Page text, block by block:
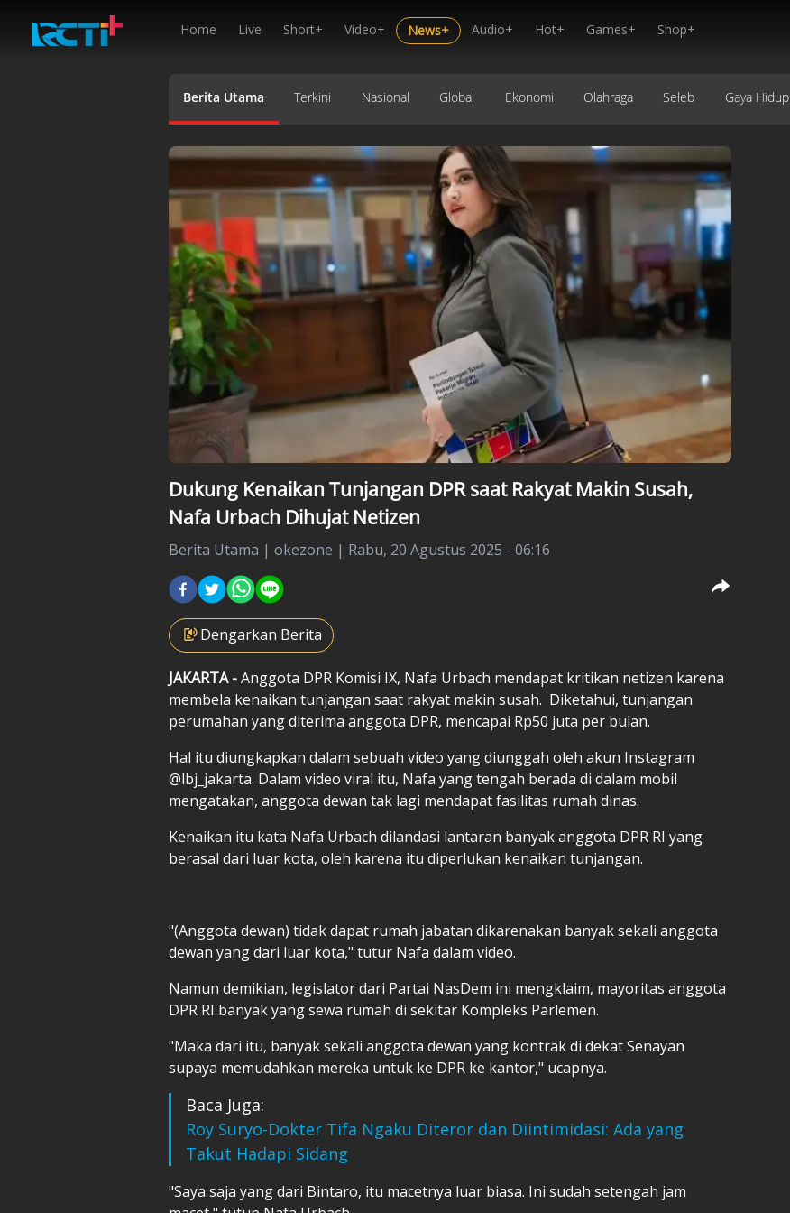
Home Live Short+ Video+ News+ Audio+ Hot+ Games+ Shop+
Berita Utama Terkini Nasional Global Ekonomi Olahraga Seleb Gaya Hidup
Dukung Kenaikan Tunjangan DPR saat Rakyat Makin Susah,
Nafa Urbach Dihujat Netizen
Berita Utama | okezone | Rabu, 20 Agustus 2025 - 06:16
Dengarkan Berita
JAKARTA -Anggota DPR Komisi IX, Nafa Urbach mendapat kritikan netizen karena
membela kenaikan tunjangan saat rakyat makin susah. Diketahui, tunjangan
perumahan yang diterima anggota DPR, mencapai Rp50 juta per bulan.
Hal itu diungkapkan dalam sebuah video yang diunggah oleh akun Instagram
@lbj_jakarta. Dalam video viral itu, Nafa yang tengah berada di dalam mobil
mengatakan, anggota dewan tak lagi mendapat fasilitas rumah dinas.
Kenaikan itu kata Nafa Urbach dilandasi lantaran banyakanggota DPR RI yang
berasal dari luar kota, oleh karena itu diperlukan kenaikan tunjangan.
"(Anggota dewan) tidak dapat rumah jabatan dikarenakan banyak sekali anggota
dewan yang dari luar kota," tutur Nafa dalam video.
Namun demikian, legislator dari Partai NasDem ini mengklaim, mayoritas anggota
DPR RI banyak yang sewa rumah di sekitar Kompleks Parlemen.
"Maka dari itu, banyak sekali anggota dewan yang kontrak di dekat Senayan
supaya memudahkan mereka untuk ke DPR ke kantor," ucapnya.
Baca Juga:
Roy Suryo-Dokter Tifa Ngaku Diteror dan Diintimidasi: Ada yang
Takut Hadapi Sidang
"Saya saja yang dari Bintaro, itu macetnya luar biasa. Ini sudah setengah jam